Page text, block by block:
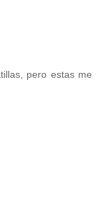
pero estas me